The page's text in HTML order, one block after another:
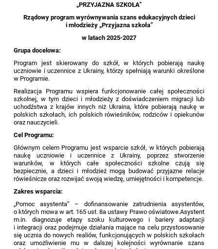
„PRZYJAZNA SZKOŁA”
Rządowy program wyrównywania szans edukacyjnych dzieci
i młodzieży „Przyjazna szkoła”
w latach 2025-2027
Grupa docelowa:
Program jest skierowany do szkół, w których pobierają naukę
uczniowie i uczennice z Ukrainy, którzy spełniają warunki określone
w Programie.
Realizacja Programu wspiera funkcjonowanie całej społeczności
szkolnej, w tym dzieci i młodzieży z doświadczeniem migracji lub
uchodźstwa z krajów innych niż Ukraina, które pobierają naukę w
polskich szkołach, ich polskich rówieśników, rodziców i opiekunów
oraz nauczycieli.
Cel Programu:
Głównym celem Programu jest wsparcie szkół, w których pobierają
naukę uczniowie i uczennice z Ukrainy, poprzez stworzenie
warunków, w których całe społeczności szkolne czują się
bezpiecznie, a dzieci i młodzież mogą budować przyjazne relacje
rówieśnicze oraz rozwijać swoją wiedzę, umiejętności i kompetencje.
Zakres wsparcia:
„Pomoc asystenta” – dofinansowanie zatrudnienia asystentów,
o których mowa w art. 165 ust. 8a ustawy Prawo oświatowe.Asystent
m.in. diagnozuje etapy szoku kulturowego i bariery adaptacji
i integracji oraz podejmuje działania mające na celu przystosowanie
się ucznia do nowych realiów, funkcjonujących w polskich szkołach
oraz umożliwienie mu w dalszej kolejności wyrównanie szans